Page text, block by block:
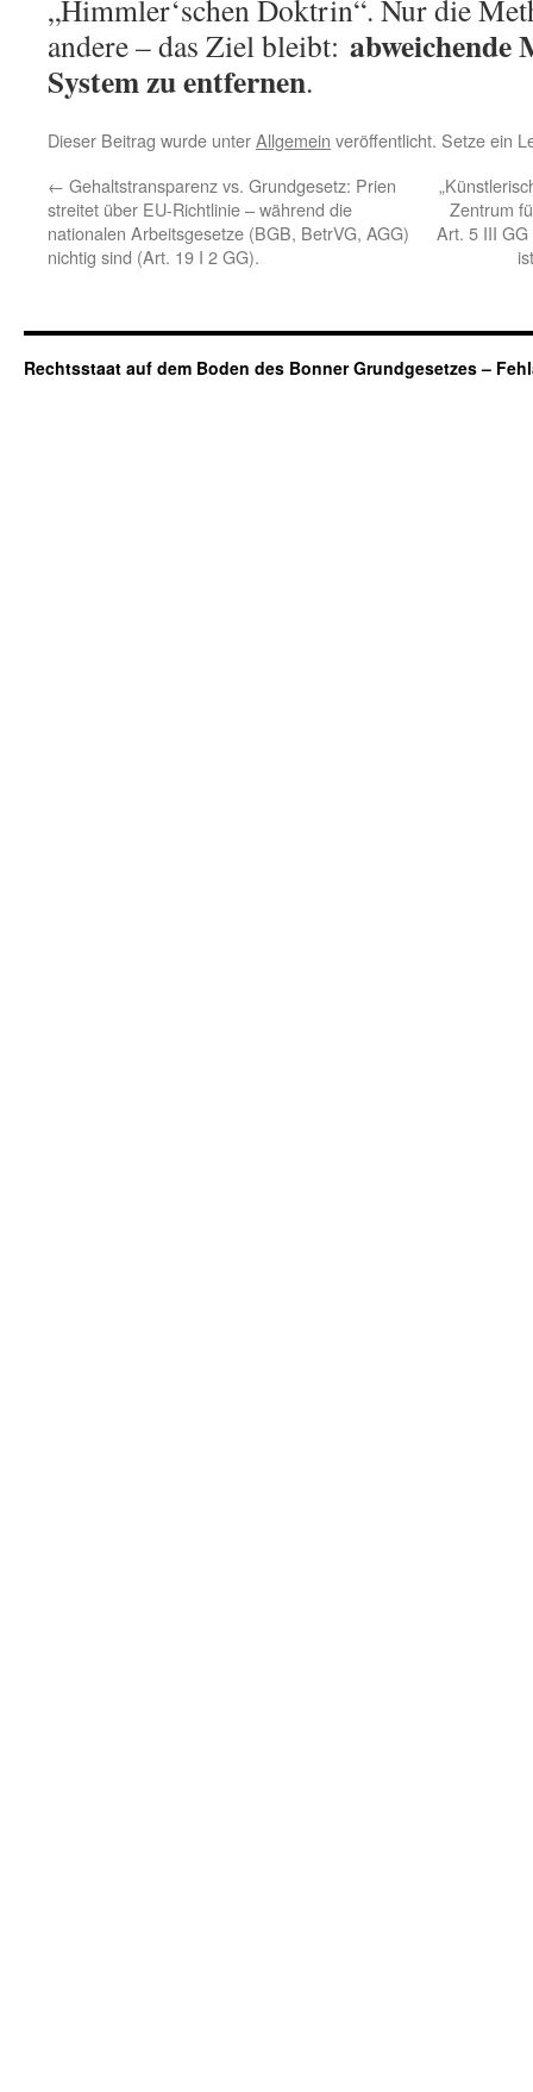
„Himmler‘schen Doktrin“. Nur die
andere – das Ziel bleibt: abweichende
System zu entfernen.
Dieser Beitrag wurde unterAllgemein veröffentlicht. Setze ein
← Gehaltstransparenz vs. Grundgesetz: Prien
streitet über EU-Richtlinie – während die
nationalen Arbeitsgesetze (BGB, BetrVG, AGG)
nichtig sind (Art. 19 I 2 GG).
Zentrum
Art. 5 III
Rechtsstaat auf dem Boden des Bonner Grundgesetzes –